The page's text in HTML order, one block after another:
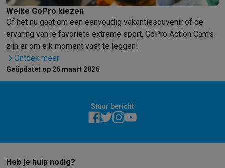
Welke GoPro kiezen
Of het nu gaat om een eenvoudig vakantiesouvenir of de
ervaring van je favoriete extreme sport, GoPro Action Cam's
zijn er om elk moment vast te leggen!
Ontdek meer
Geüpdatet op 26 maart 2026
Stuur bericht
Heb je hulp nodig?